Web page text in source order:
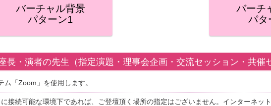
バーチャル背景
パターン1
バーチ
パタ
長・演者の先生（指定演題・理事会企画・交流セッション・共催
ム「Zoom」を使用します。
接続可能な環境下であれば、ご登壇頂く場所の指定はございません。インターネッ